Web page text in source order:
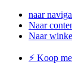
naar
Naar
Naar
⚡️ Koop